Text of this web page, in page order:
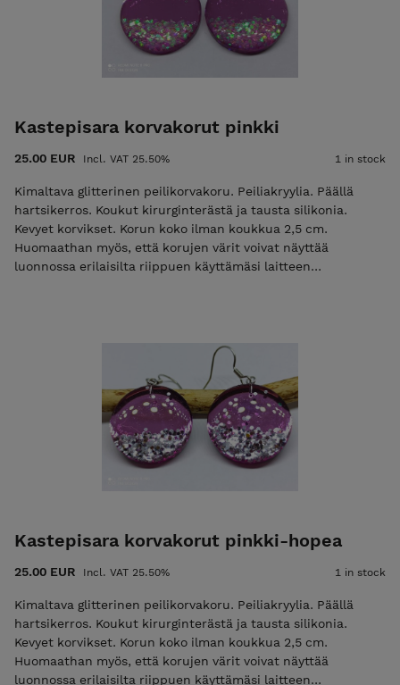
Kastepisara korvakorut pinkki
25.00 EUR Incl. VAT 25.50% 1 in stock
Kimaltava glitterinen peilikorvakoru. Peiliakryylia. Päällä
hartsikerros. Koukut kirurginterästä ja tausta silikonia.
Kevyet korvikset. Korun koko ilman koukkua 2,5 cm.
Huomaathan myös, että korujen värit voivat näyttää
luonnossa erilaisilta riippuen käyttämäsi laitteen
Kastepisara korvakorut pinkki-hopea
25.00 EUR Incl. VAT 25.50% 1 in stock
Kimaltava glitterinen peilikorvakoru. Peiliakryylia. Päällä
hartsikerros. Koukut kirurginterästä ja tausta silikonia.
Kevyet korvikset. Korun koko ilman koukkua 2,5 cm.
Huomaathan myös, että korujen värit voivat näyttää
luonnossa erilaisilta riippuen käyttämäsi laitteen